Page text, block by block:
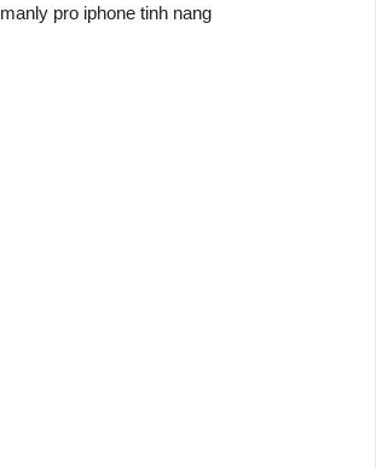
manly pro iphone tinh nang